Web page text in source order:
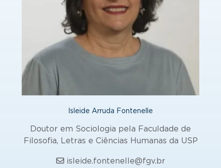
Isleide Arruda Fontenelle
Doutor em Sociologia pela Faculdade de
Filosofia, Letras e Ciências Humanas da USP
isleide.fontenelle@fgv.br